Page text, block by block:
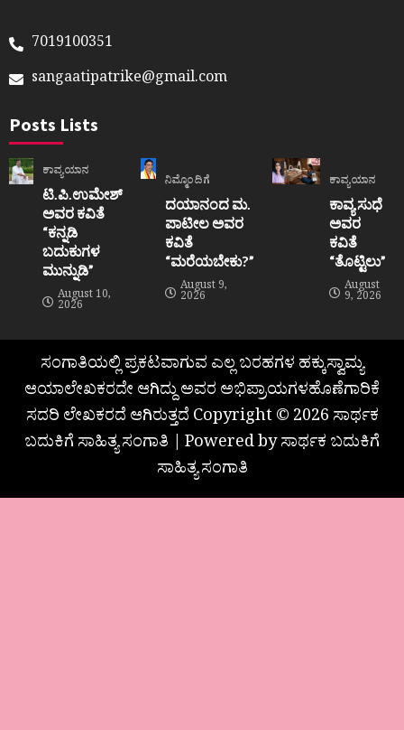
7019100351
sangaatipatrike@gmail.com
Posts Lists
ಕಾವ್ಯಯಾನ
ಟಿ.ಪಿ.ಉಮೇಶ್
ಅವರ ಕವಿತೆ
“ಕನ್ನಡಿ
ಬದುಕುಗಳ
ಮುನ್ನುಡಿ”
August 10,
2026
ನಿಮ್ಮೊಂದಿಗೆ
ದಯಾನಂದ ಮ.
ಪಾಟೀಲ ಅವರ
ಕವಿತೆ
“ಮರೆಯಬೇಕು?”
August 9,
2026
ಕಾವ್ಯಯಾನ
ಕಾವ್ಯ ಸುಧೆ
ಅವರ
ಕವಿತೆ
“ತೊಟ್ಟಿಲು”
August
9, 2026
ಸಂಗಾತಿಯಲ್ಲಿ ಪ್ರಕಟವಾಗುವ ಎಲ್ಲ ಬರಹಗಳ ಹಕ್ಕುಸ್ವಾಮ್ಯ
ಆಯಾಲೇಖಕರದೇ ಆಗಿದ್ದು ಅವರ ಅಭಿಪ್ರಾಯಗಳಹೊಣೆಗಾರಿಕೆ
ಸದರಿ ಲೇಖಕರದೆ ಆಗಿರುತ್ತದೆ Copyright © 2026 ಸಾರ್ಥಕ
ಬದುಕಿಗೆ ಸಾಹಿತ್ಯ ಸಂಗಾತಿ | Powered by ಸಾರ್ಥಕ ಬದುಕಿಗೆ
ಸಾಹಿತ್ಯ ಸಂಗಾತಿ